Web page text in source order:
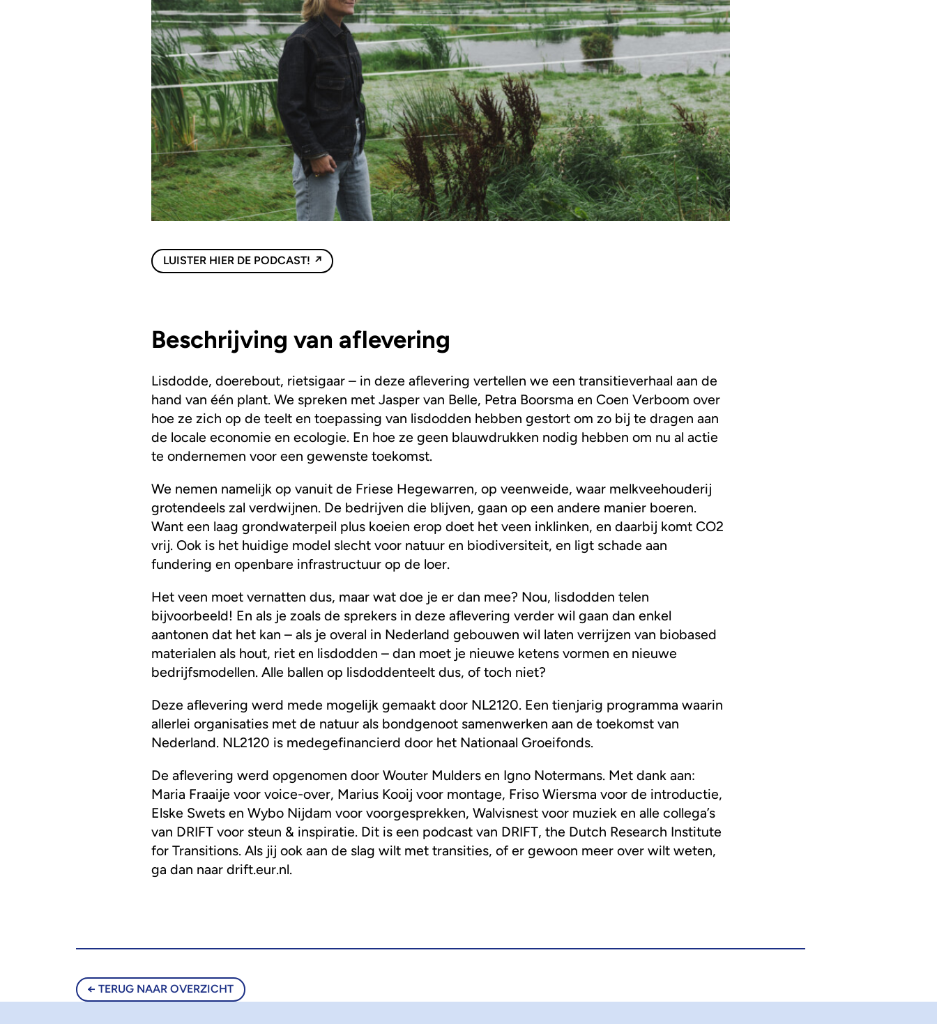
LUISTER HIER DE PODCAST!
Beschrijving van aflevering
Lisdodde, doerebout, rietsigaar – in deze aflevering vertellen we een transitieverhaal aan de
hand van één plant. We spreken met Jasper van Belle, Petra Boorsma en Coen Verboom over
hoe ze zich op de teelt en toepassing van lisdodden hebben gestort om zo bij te dragen aan
de locale economie en ecologie. En hoe ze geen blauwdrukken nodig hebben om nu al actie
te ondernemen voor een gewenste toekomst.
We nemen namelijk op vanuit de Friese Hegewarren, op veenweide, waar melkveehouderij
grotendeels zal verdwijnen. De bedrijven die blijven, gaan op een andere manier boeren.
Want een laag grondwaterpeil plus koeien erop doet het veen inklinken, en daarbij komt CO2
vrij. Ook is het huidige model slecht voor natuur en biodiversiteit, en ligt schade aan
fundering en openbare infrastructuur op de loer.
Het veen moet vernatten dus, maar wat doe je er dan mee? Nou, lisdodden telen
bijvoorbeeld! En als je zoals de sprekers in deze aflevering verder wil gaan dan enkel
aantonen dat het kan – als je overal in Nederland gebouwen wil laten verrijzen van biobased
materialen als hout, riet en lisdodden – dan moet je nieuwe ketens vormen en nieuwe
bedrijfsmodellen. Alle ballen op lisdoddenteelt dus, of toch niet?
Deze aflevering werd mede mogelijk gemaakt door NL2120. Een tienjarig programma waarin
allerlei organisaties met de natuur als bondgenoot samenwerken aan de toekomst van
Nederland. NL2120 is medegefinancierd door het Nationaal Groeifonds.
De aflevering werd opgenomen door Wouter Mulders en Igno Notermans. Met dank aan:
Maria Fraaije voor voice-over, Marius Kooij voor montage, Friso Wiersma voor de introductie,
Elske Swets en Wybo Nijdam voor voorgesprekken, Walvisnest voor muziek en alle collega’s
van DRIFT voor steun & inspiratie. Dit is een podcast van DRIFT, the Dutch Research Institute
for Transitions. Als jij ook aan de slag wilt met transities, of er gewoon meer over wilt weten,
ga dan naar drift.eur.nl.
TERUG NAAR OVERZICHT